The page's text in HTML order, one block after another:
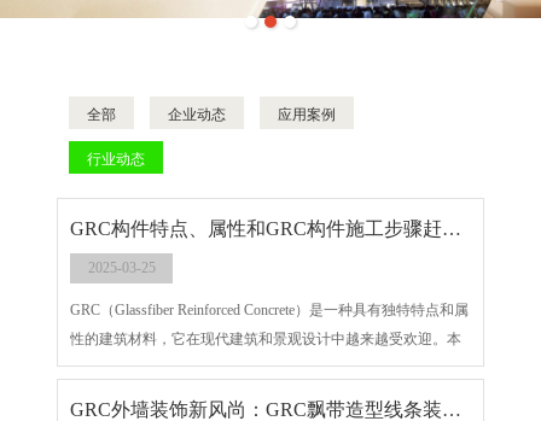
全部 企业动态 应用案例
行业动态
GRC构件特点、属性和GRC构件施工步骤赶紧来看看吧
2025-03-25
GRC（Glassfiber Reinforced Concrete）是一种具有独特特点和属
性的建筑材料，它在现代建筑和景观设计中越来越受欢迎。本
文将介绍GRC构件的特点、属性以及施工步骤。
GRC外墙装饰新风尚：GRC飘带造型线条装点建筑梦想